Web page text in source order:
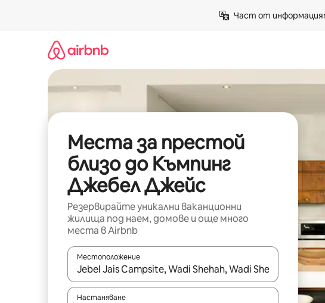
Част от
Места за престой
близо до Къмпинг
Джебел Джейс
Резервирайте уникални ваканционни
жилища под наем, домове и още много
места в Airbnb
Местоположение
Когато резултатите се покажат, използвайте
Настаняване